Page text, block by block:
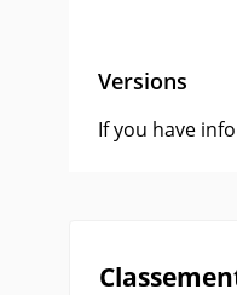
Versions
If you have